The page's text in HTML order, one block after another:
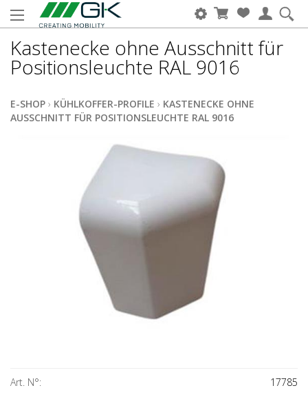
Kastenecke ohne Ausschnitt für
Positionsleuchte RAL 9016
E-SHOP › KÜHLKOFFER-PROFILE › KASTENECKE OHNE
AUSSCHNITT FÜR POSITIONSLEUCHTE RAL 9016
Art. N°: 17785